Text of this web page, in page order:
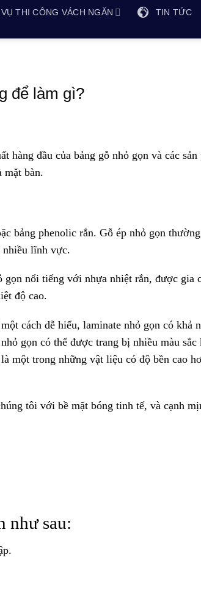
THI CÔNG VÁCH NGĂN TIN TỨC
để làm gì?
đầu của bảng gỗ nhỏ gọn và các sản
mặt bàn.
bảng phenolic rắn. Gỗ ép nhỏ gọn
nhiều lĩnh vực.
nổi tiếng với nhựa nhiệt rắn, được gia
độ cao.
cách dễ hiểu, laminate nhỏ gọn có khả
gọn có thể được trang bị nhiều màu sắc
một trong những vật liệu có độ bền cao
tôi với bề mặt bóng tinh tế, và cạnh
như sau: